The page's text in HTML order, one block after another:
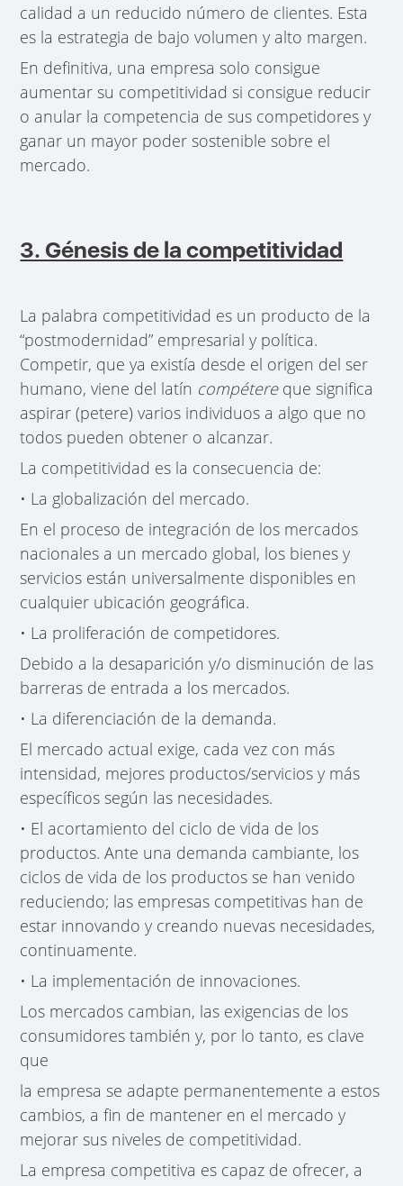
calidad a un reducido número de clientes. Esta
es la estrategia de bajo volumen y alto margen.
En definitiva, una empresa solo consigue
aumentar su competitividad si consigue reducir
o anular la competencia de sus competidores y
ganar un mayor poder sostenible sobre el
mercado.
3. Génesis de la competitividad
La palabra competitividad es un producto de la
“postmodernidad” empresarial y política.
Competir, que ya existía desde el origen del ser
humano, viene del latín compétere que significa
aspirar (petere) varios individuos a algo que no
todos pueden obtener o alcanzar.
La competitividad es la consecuencia de:
• La globalización del mercado.
En el proceso de integración de los mercados
nacionales a un mercado global, los bienes y
servicios están universalmente disponibles en
cualquier ubicación geográfica.
• La proliferación de competidores.
Debido a la desaparición y/o disminución de las
barreras de entrada a los mercados.
• La diferenciación de la demanda.
El mercado actual exige, cada vez con más
intensidad, mejores productos/servicios y más
específicos según las necesidades.
• El acortamiento del ciclo de vida de los
productos. Ante una demanda cambiante, los
ciclos de vida de los productos se han venido
reduciendo; las empresas competitivas han de
estar innovando y creando nuevas necesidades,
continuamente.
• La implementación de innovaciones.
Los mercados cambian, las exigencias de los
consumidores también y, por lo tanto, es clave
que
la empresa se adapte permanentemente a estos
cambios, a fin de mantener en el mercado y
mejorar sus niveles de competitividad.
La empresa competitiva es capaz de ofrecer, a